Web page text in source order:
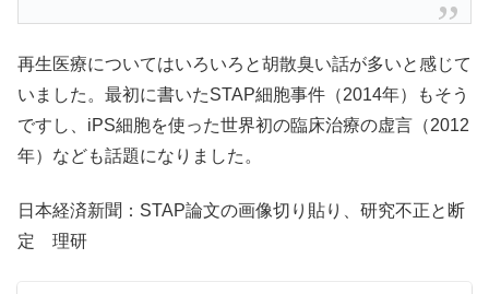
再生医療についてはいろいろと胡散臭い話が多いと感じて
いました。最初に書いたSTAP細胞事件（2014年）もそう
ですし、iPS細胞を使った世界初の臨床治療の虚言（2012
年）なども話題になりました。
日本経済新聞：STAP論文の画像切り貼り、研究不正と断
定 理研